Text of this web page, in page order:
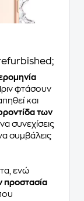
φτάσουν
και
των
να συνεχίσεις
συμβάλεις
ενώ
προστασία